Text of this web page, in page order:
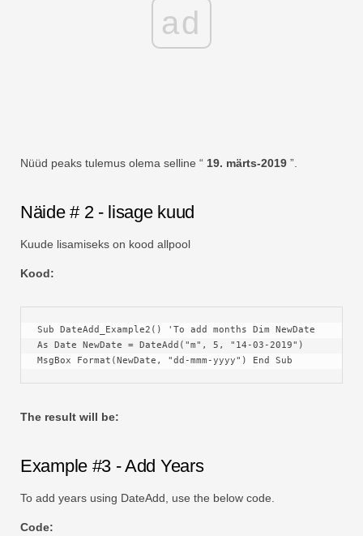
ad
Nüüd peaks tulemus olema selline “ 19. märts-2019 ”.
Näide # 2 - lisage kuud
Kuude lisamiseks on kood allpool
Kood:
Sub DateAdd_Example2() 'To add months Dim NewDate
As Date NewDate = DateAdd("m", 5, "14-03-2019")
MsgBox Format(NewDate, "dd-mmm-yyyy") End Sub
The result will be:
Example #3 - Add Years
To add years using DateAdd, use the below code.
Code: